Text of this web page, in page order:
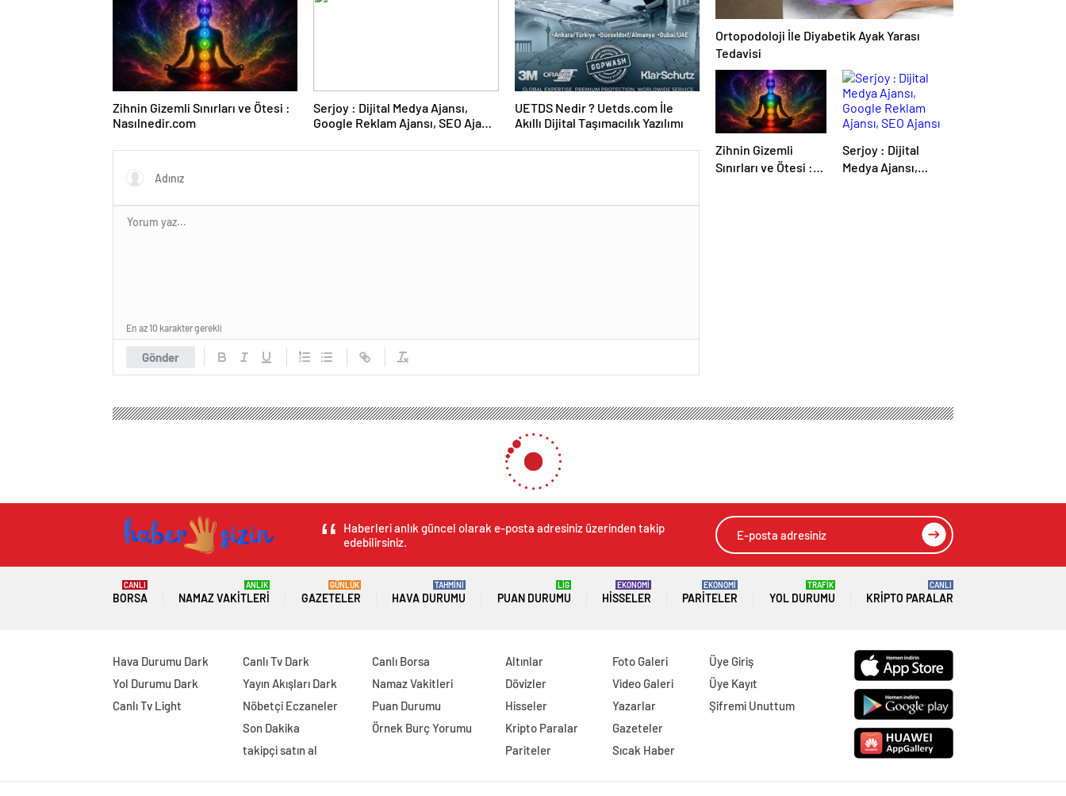
Zihnin Gizemli Sınırları ve Ötesi :
Nasılnedir.com
Serjoy : Dijital Medya Ajansı,
Google Reklam Ajansı, SEO Ajansı
UETDS Nedir ? Uetds.com İle
Akıllı Dijital Taşımacılık Yazılımı
Gönder
En az 10 karakter gerekli
Ortopodoloji İle Diyabetik Ayak Yarası
Tedavisi
Zihnin Gizemli
Sınırları ve Ötesi :
Serjoy : Dijital
Medya Ajansı,
Haberleri anlık güncel olarak e-posta adresiniz üzerinden takip
edebilirsiniz.
BORSA
CANLI
NAMAZ VAKITLERI
ANLIK
GAZETELER
GÜNLÜK
HAVA DURUMU
TAHMİNİ
PUAN DURUMU
LİG
HISSELER
EKONOMİ
PARITELER
EKONOMİ
YOL DURUMU
TRAFİK
KRIPTO PARALAR
CANLI
Hava Durumu Dark
Yol Durumu Dark
Canlı Tv Light
Canlı Tv Dark
Yayın Akışları Dark
Nöbetçi Eczaneler
Son Dakika
takipçi satın al
Canlı Borsa
Namaz Vakitleri
Puan Durumu
Örnek Burç Yorumu
Altınlar
Dövizler
Hisseler
Kripto Paralar
Pariteler
Foto Galeri
Video Galeri
Yazarlar
Gazeteler
Sıcak Haber
Üye Giriş
Üye Kayıt
Şifremi Unuttum